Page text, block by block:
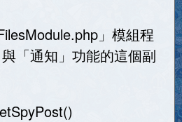
」模組程
「通知」功能的這個副